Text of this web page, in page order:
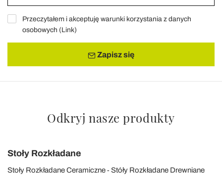
Przeczytałem i akceptuję warunki korzystania z danych
osobowych (Link)
Zapisz się
Odkryj nasze produkty
Stoły Rozkładane
Stoły Rozkładane Ceramiczne
Stóły Rozkładane Drewniane